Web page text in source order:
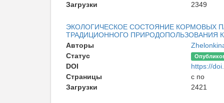
Загрузки
2349
ЭКОЛОГИЧЕСКОЕ СОСТОЯНИЕ КОРМОВЫХ
ТРАДИЦИОННОГО ПРИРОДОПОЛЬЗОВАНИЯ
Авторы
Статус
DOI
https://
Страницы
с по
Загрузки
2421